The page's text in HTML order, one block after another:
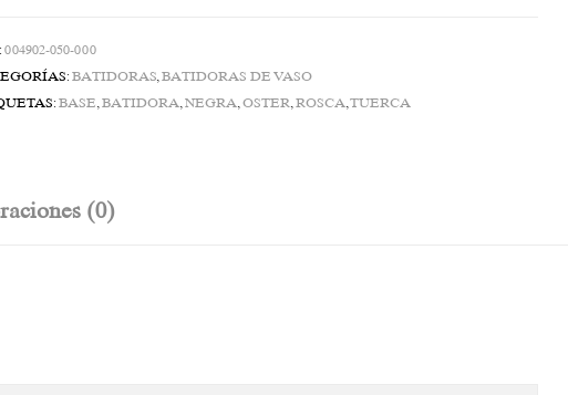
004902-050-000
BATIDORAS ,BATIDORAS DE VASO
BASE ,BATIDORA ,NEGRA ,OSTER ,ROSCA ,TUERCA
(0)